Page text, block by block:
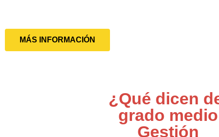
MÁS INFORMACIÓN
¿Qué dicen
grado medio
Gestión